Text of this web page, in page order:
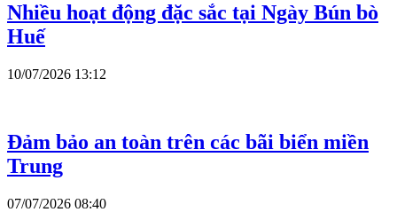
Nhiều hoạt động đặc sắc tại Ngày Bún bò
Huế
10/07/2026 13:12
Đảm bảo an toàn trên các bãi biển miền
Trung
07/07/2026 08:40